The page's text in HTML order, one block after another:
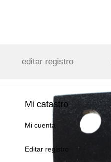
editar registro
Mi catastro
Mi cuenta
Editar registro